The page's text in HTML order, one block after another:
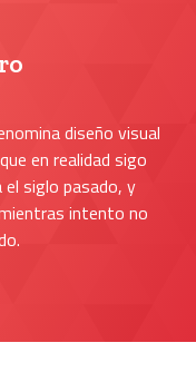
diseño visual
en realidad sigo
siglo pasado, y
intento no